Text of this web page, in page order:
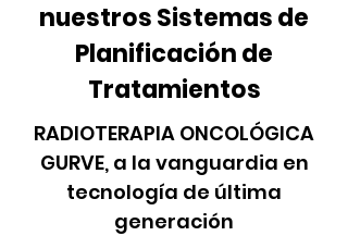
nuestros Sistemas de
Planificación de
Tratamientos
RADIOTERAPIA ONCOLÓGICA
GURVE, a la vanguardia en
tecnología de última
generación